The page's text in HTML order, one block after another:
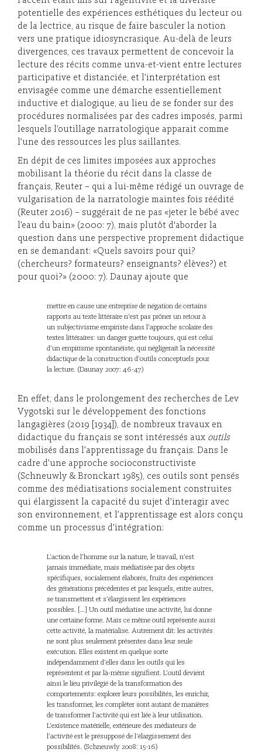
potentielle des expériences esthétiques du lecteur ou
de la lectrice, au risque de faire basculer la notion
vers une pratique idiosyncrasique. Au-delà de leurs
divergences, ces travaux permettent de concevoir la
lecture des récits comme unva-et-vient entre lectures
participative et distanciée, et l’interprétation est
envisagée comme une démarche essentiellement
inductive et dialogique, au lieu de se fonder sur des
procédures normalisées par des cadres imposés, parmi
lesquels l’outillage narratologique apparait comme
l’une des ressources les plus saillantes.
En dépit de ces limites imposées aux approches
mobilisant la théorie du récit dans la classe de
français, Reuter – qui a lui-même rédigé un ouvrage de
vulgarisation de la narratologie maintes fois réédité
(Reuter 2016) – suggérait de ne pas «jeter le bébé avec
l’eau du bain» (2000: 7), mais plutôt d'aborder la
question dans une perspective proprement didactique
en se demandant: «Quels savoirs pour qui?
(chercheurs? formateurs? enseignants? élèves?) et
pour quoi?» (2000: 7). Daunay ajoute que
mettre en cause une entreprise de négation de certains
rapports au texte littéraire n’est pas prôner un retour à
un subjectivisme empiriste dans l’approche scolaire des
textes littéraires: un danger guette toujours, qui est celui
d’un empirisme spontanéiste, qui négligerait la nécessité
didactique de la construction d’outils conceptuels pour
la lecture. (Daunay 2007: 46-47)
En effet, dans le prolongement des recherches de Lev
Vygotski sur le développement des fonctions
langagières (2019 [1934]), de nombreux travaux en
didactique du français se sont intéressés aux outils
mobilisés dans l’apprentissage du français. Dans le
cadre d’une approche socioconstructiviste
(Schneuwly & Bronckart 1985), ces outils sont pensés
comme des médiatisations socialement construites
qui élargissent la capacité du sujet d’interagir avec
son environnement, et l’apprentissage est alors conçu
comme un processus d’intégration:
L’action de l’homme sur la nature, le travail, n’est
jamais immédiate, mais médiatisée par des objets
spécifiques, socialement élaborés, fruits des expériences
des générations précédentes et par lesquels, entre autres,
se transmettent et s’élargissent les expériences
possibles. […] Un outil médiatise une activité, lui donne
une certaine forme. Mais ce même outil représente aussi
cette activité, la matérialise. Autrement dit: les activités
ne sont plus seulement présentes dans leur seule
exécution. Elles existent en quelque sorte
indépendamment d’elles dans les outils qui les
représentent et par là-même signifient. L’outil devient
ainsi le lieu privilégié de la transformation des
comportements: explorer leurs possibilités, les enrichir,
les transformer, les compléter sont autant de manières
de transformer l’activité qui est liée à leur utilisation.
L’existence matérielle, extérieure des médiateurs de
l’activité est le présupposé de l’élargissement des
possibilités. (Schneuwly 2008: 15-16)